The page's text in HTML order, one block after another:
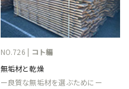
NO.726 | コト編
無垢材と乾燥
ー良質な無垢材を選ぶためにー